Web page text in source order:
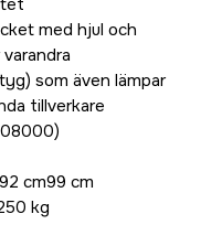
med hjul och
som även lämpar
tillverkare
cm99 cm
kg